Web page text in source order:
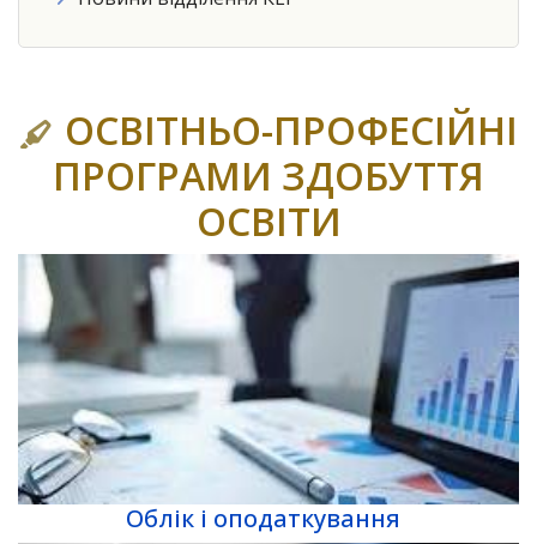
ОСВІТНЬО-ПРОФЕСІЙНІ
ПРОГРАМИ ЗДОБУТТЯ
ОСВІТИ
Облік і оподаткування